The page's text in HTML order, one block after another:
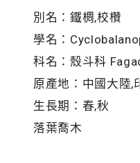
別名：鐵椆,校欑
學名：
科名：殼斗科
原產地：中國大陸,
生長期：春,秋
落葉喬木